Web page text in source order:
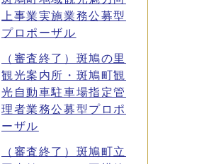
上事業実施業務公募型
プロポーザル
（審査終了）斑鳩の里
観光案内所・斑鳩町観
光自動車駐車場指定管
理者業務公募型プロポ
ーザル
（審査終了）斑鳩町立